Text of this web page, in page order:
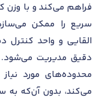
فراهم می‌کند و با وزن
سریع را ممکن
القایی و واحد کنترل
دقیق مدیریت می‌شود.
محدوده‌های مورد
می‌کند، بدون آن‌که به